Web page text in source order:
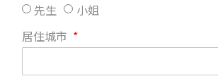
先生
小姐
居住城市